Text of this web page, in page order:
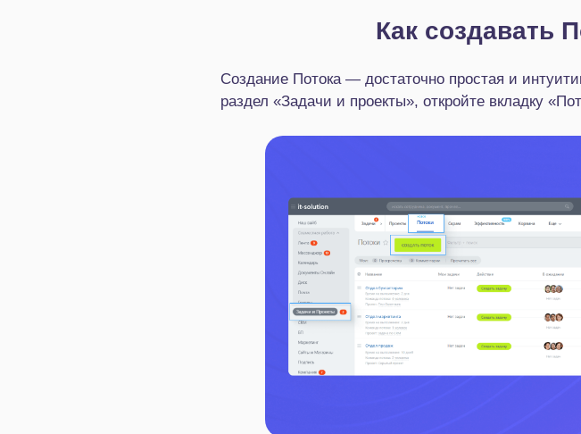
Как создавать
Создание Потока — достаточно простая и
раздел «Задачи и проекты», откройте вкладку